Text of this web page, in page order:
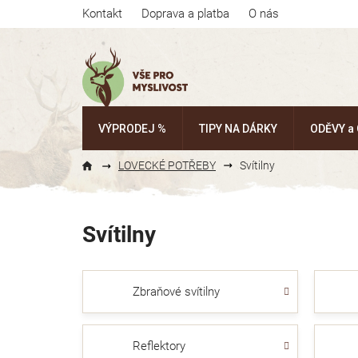
Kontakt Doprava a platba O nás
VÝPRODEJ % TIPY NA DÁRKY ODĚVY a
LOVECKÉ POTŘEBY Svítilny
Svítilny
Zbraňové svítilny
Reflektory